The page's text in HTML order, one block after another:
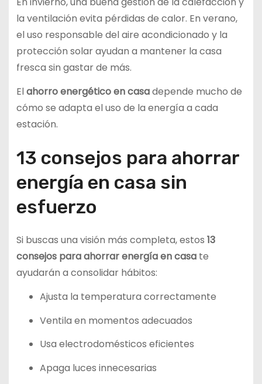
la ventilación evita pérdidas de calor. En verano,
el uso responsable del aire acondicionado y la
protección solar ayudan a mantener la casa
fresca sin gastar de más.
Elahorro energético en casadepende mucho de
cómo se adapta el uso de la energía a cada
estación.
13 consejos para ahorrar
energía en casa sin
esfuerzo
Si buscas una visión más completa, estos 13
consejos para ahorrar energía en casate
ayudarán a consolidar hábitos:
Ajusta la temperatura correctamente
Ventila en momentos adecuados
Usa electrodomésticos eficientes
Apaga luces innecesarias